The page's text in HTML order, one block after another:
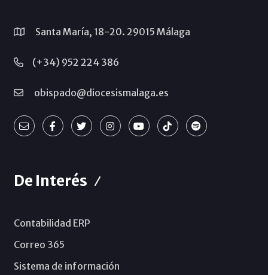
Santa María, 18-20. 29015 Málaga
(+34) 952 224 386
obispado@diocesismalaga.es
De Interés
Contabilidad ERP
Correo 365
Sistema de información